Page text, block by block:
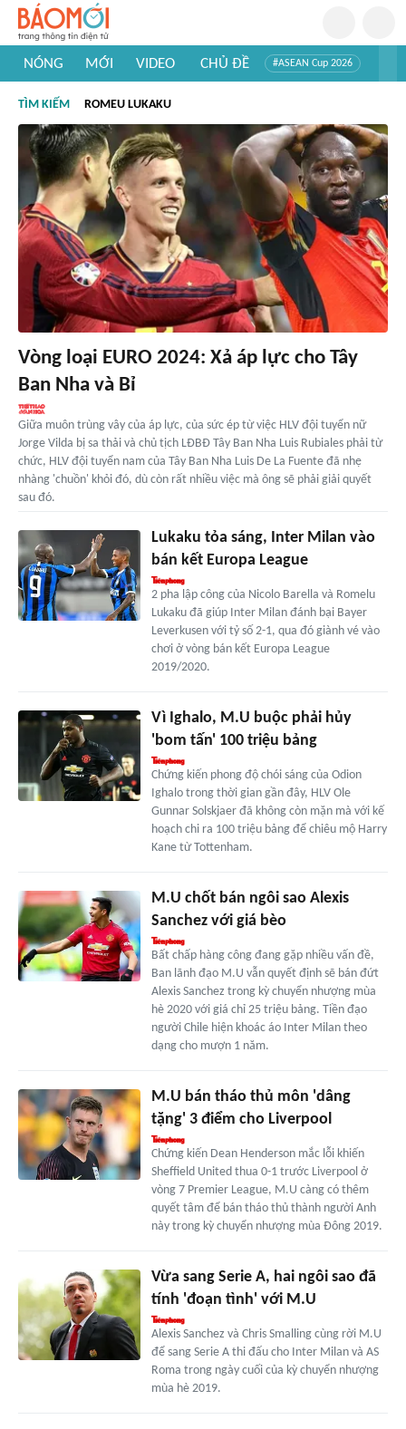
NÓNG MỚI VIDEO CHỦ ĐỀ #ASEAN Cup 2026
#Khám phá thế giới
TÌM KIẾM ROMEU LUKAKU
Vòng loại EURO 2024: Xả áp lực cho Tây
Ban Nha và Bỉ
Giữa muôn trùng vây của áp lực, của sức ép từ việc HLV đội tuyển nữ
Jorge Vilda bị sa thải và chủ tịch LĐBĐ Tây Ban Nha Luis Rubiales phải từ
chức, HLV đội tuyển nam của Tây Ban Nha Luis De La Fuente đã nhẹ
nhàng 'chuồn' khỏi đó, dù còn rất nhiều việc mà ông sẽ phải giải quyết
sau đó.
Lukaku tỏa sáng, Inter Milan vào
bán kết Europa League
2 pha lập công của Nicolo Barella và Romelu
Lukaku đã giúp Inter Milan đánh bại Bayer
Leverkusen với tỷ số 2-1, qua đó giành vé vào
chơi ở vòng bán kết Europa League
2019/2020.
Vì Ighalo, M.U buộc phải hủy
'bom tấn' 100 triệu bảng
Chứng kiến phong độ chói sáng của Odion
Ighalo trong thời gian gần đây, HLV Ole
Gunnar Solskjaer đã không còn mặn mà với kế
hoạch chi ra 100 triệu bảng để chiêu mộ Harry
Kane từ Tottenham.
M.U chốt bán ngôi sao Alexis
Sanchez với giá bèo
Bất chấp hàng công đang gặp nhiều vấn đề,
Ban lãnh đạo M.U vẫn quyết định sẽ bán đứt
Alexis Sanchez trong kỳ chuyển nhượng mùa
hè 2020 với giá chỉ 25 triệu bảng. Tiền đạo
người Chile hiện khoác áo Inter Milan theo
dạng cho mượn 1 năm.
M.U bán tháo thủ môn 'dâng
tặng' 3 điểm cho Liverpool
Chứng kiến Dean Henderson mắc lỗi khiến
Sheffield United thua 0-1 trước Liverpool ở
vòng 7 Premier League, M.U càng có thêm
quyết tâm để bán tháo thủ thành người Anh
này trong kỳ chuyển nhượng mùa Đông 2019.
Vừa sang Serie A, hai ngôi sao đã
tính 'đoạn tình' với M.U
Alexis Sanchez và Chris Smalling cùng rời M.U
để sang Serie A thi đấu cho Inter Milan và AS
Roma trong ngày cuối của kỳ chuyển nhượng
mùa hè 2019.